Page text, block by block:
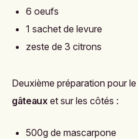
6 oeufs
1 sachet de levure
zeste de 3 citrons
Deuxième préparation pour le
gâteauxet sur les côtés :
500g de mascarpone